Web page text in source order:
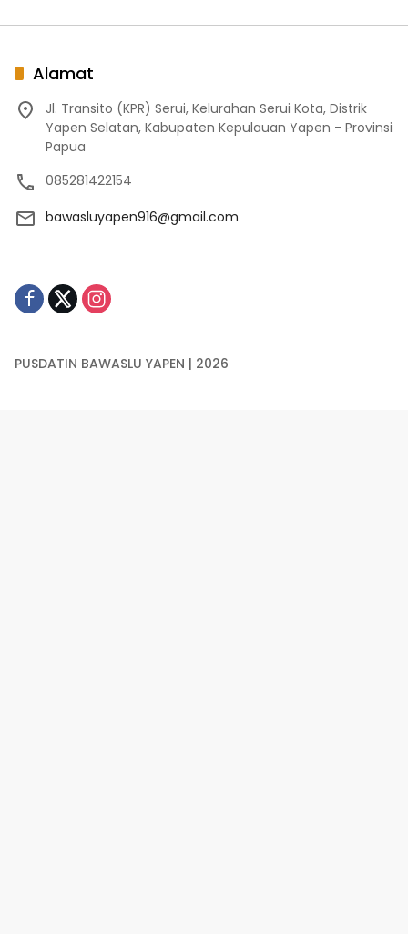
Alamat
Jl. Transito (KPR) Serui, Kelurahan Serui Kota, Distrik
Yapen Selatan, Kabupaten Kepulauan Yapen - Provinsi
Papua
085281422154
bawasluyapen916@gmail.com
PUSDATIN BAWASLU YAPEN | 2026